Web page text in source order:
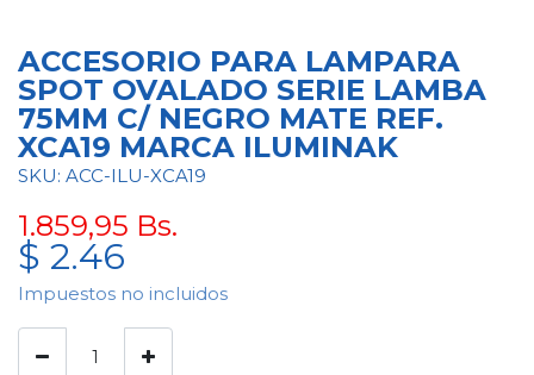
ACCESORIO PARA LAMPARA
SPOT OVALADO SERIE LAMBA
75MM C/ NEGRO MATE REF.
XCA19 MARCA ILUMINAK
SKU: ACC-ILU-XCA19
1.859,95 Bs.
$ 2.46
Impuestos no incluidos